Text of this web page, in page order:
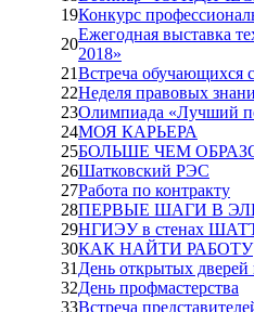
19Конкурс
20
Ежегодная выставка
2018»
21Встреча обучающихся
22Неделя правовых
23Олимпиада «Лучший
24МОЯ КАРЬЕРА
25БОЛЬШЕ ЧЕМ
26Шатковский РЭС
27Работа по контракту
28ПЕРВЫЕ ШАГИ В
29НГИЭУ в стенах
30КАК НАЙТИ РАБОТУ
31День открытых
32День профмастерства
33Встреча